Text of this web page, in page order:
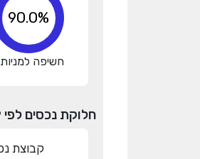
98.4%
חשיפה למניות
חלוקת נכסים לפי 9 קבוצות ראשיות
קבוצת